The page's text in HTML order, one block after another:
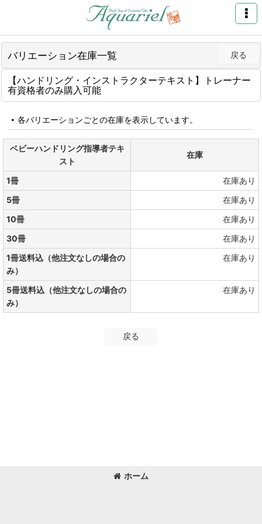
バリエーション在庫一覧 戻る
【ハンドリング・インストラクターテキスト】トレーナー
有資格者のみ購入可能
各バリエーションごとの在庫を表示しています。
ベビーハンドリング指導者テキ
スト
在庫
1冊
在庫あり
5冊
在庫あり
10冊
在庫あり
30冊
在庫あり
1冊送料込（他注文なしの場合の
み）
在庫あり
5冊送料込（他注文なしの場合の
み）
在庫あり
戻る
ホーム